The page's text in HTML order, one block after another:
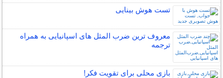
تست هوش بینایی
معروف ترین ضرب المثل های اسپانیایی به همراه
ترجمه
بازی محلی برای تقویت فکر!